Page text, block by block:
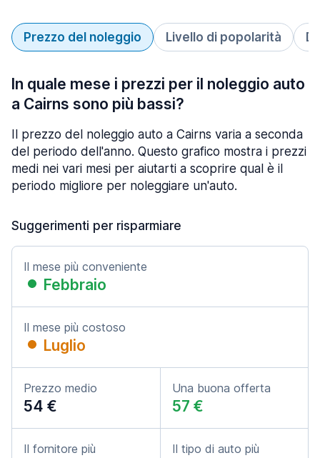
Prezzo del noleggio Livello di popolarità
In quale mese i prezzi per il noleggio auto
a Cairns sono più bassi?
Il prezzo del noleggio auto a Cairns varia a seconda
del periodo dell'anno. Questo grafico mostra i prezzi
medi nei vari mesi per aiutarti a scoprire qual è il
periodo migliore per noleggiare un'auto.
Suggerimenti per risparmiare
Il mese più conveniente
Febbraio
Il mese più costoso
Luglio
Prezzo medio
54 €
Una buona offerta
57 €
Il fornitore più
Il tipo di auto più